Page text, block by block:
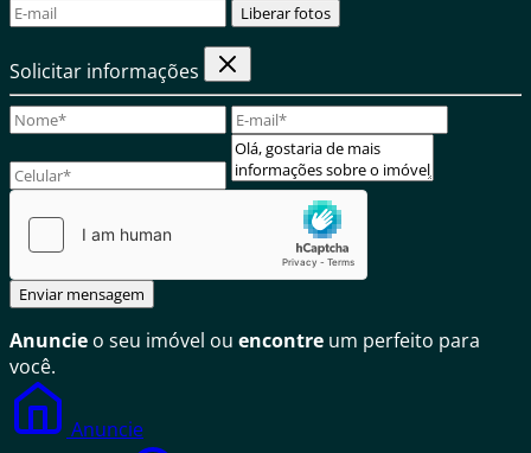
Liberar fotos
Solicitar informações
Enviar mensagem
Anuncie o seu imóvel ou encontre um perfeito para
você.
Anuncie